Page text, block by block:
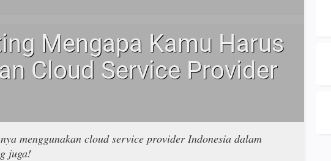
Mengapa Kamu Harus
Cloud Service Provider
menggunakan cloud service provider Indonesia dalam
juga!